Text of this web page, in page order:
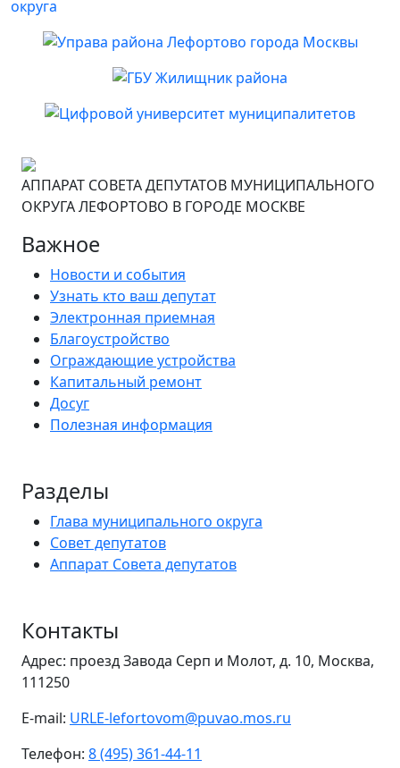
АППАРАТ СОВЕТА ДЕПУТАТОВ МУНИЦИПАЛЬНОГО
ОКРУГА ЛЕФОРТОВО В ГОРОДЕ МОСКВЕ
Важное
Новости и события
Узнать кто ваш депутат
Электронная приемная
Благоустройство
Ограждающие устройства
Капитальный ремонт
Досуг
Полезная информация
Разделы
Глава муниципального округа
Совет депутатов
Аппарат Совета депутатов
Контакты
Адрес: проезд Завода Серп и Молот, д. 10, Москва,
111250
E-mail: URLE-lefortovom@puvao.mos.ru
Телефон: 8 (495) 361-44-11